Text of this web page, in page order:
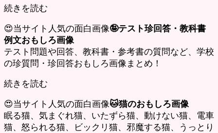
続きを読む
😍当サイト人気の面白画像🤪テスト珍回答・教科書
例文おもしろ画像
テスト問題や回答、教科書・参考書の質問など、学校
の珍質問・珍回答おもしろ画像まとめ！
続きを読む
😍当サイト人気の面白画像🐱猫のおもしろ画像
眠る猫、気まぐれ猫、いたずら猫、動けない猫、電車
猫、怒られる猫、ビックリ猫、邪魔する猫、うっとり